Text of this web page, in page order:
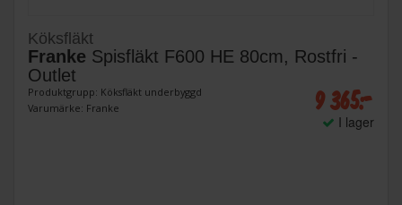
Köksfläkt
Franke Spisfläkt F600 HE 80cm, Rostfri -
Outlet
Produktgrupp: Köksfläkt underbyggd
Varumärke: Franke
9 365:-
I lager